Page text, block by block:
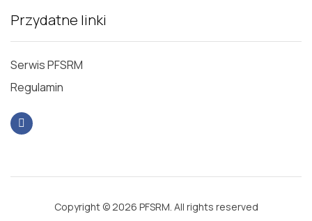
Przydatne linki
Serwis PFSRM
Regulamin
Copyright © 2026 PFSRM. All rights reserved